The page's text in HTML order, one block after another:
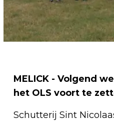
MELICK - Volgend
het OLS voort te
Schutterij Sint